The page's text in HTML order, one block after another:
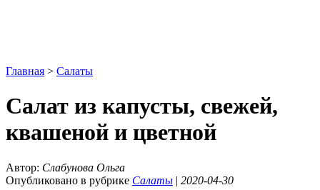
Главная > Салаты
Салат из капусты, свежей,
квашеной и цветной
Автор: Слабунова Ольга
Опубликовано в рубрике Салаты | 2020-04-30